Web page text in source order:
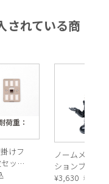
されている商
荷重：
けフ
ッ
3kg
ノームメディ
ションブラッ
ールド デコフ
¥3,630 税込